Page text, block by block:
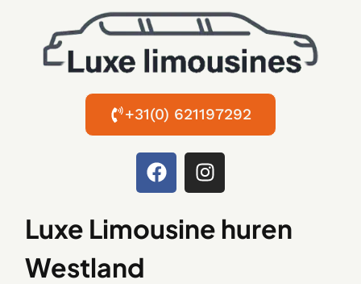
+31(0) 621197292
Luxe Limousine huren
Westland